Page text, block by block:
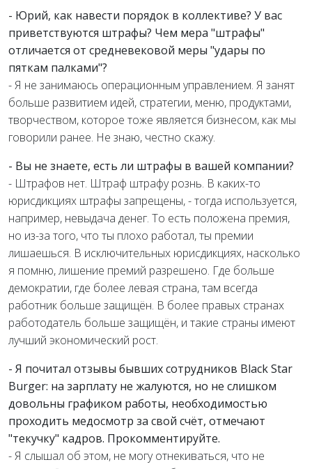
- Юрий, как навести порядок в коллективе? У вас
приветствуются штрафы? Чем мера "штрафы"
отличается от средневековой меры "удары по
пяткам палками"?
- Я не занимаюсь операционным управлением. Я занят
больше развитием идей, стратегии, меню, продуктами,
творчеством, которое тоже является бизнесом, как мы
говорили ранее. Не знаю, честно скажу.
- Вы не знаете, есть ли штрафы в вашей компании?
- Штрафов нет. Штраф штрафу рознь. В каких-то
юрисдикциях штрафы запрещены, - тогда используется,
например, невыдача денег. То есть положена премия,
но из-за того, что ты плохо работал, ты премии
лишаешься. В исключительных юрисдикциях, насколько
я помню, лишение премий разрешено. Где больше
демократии, где более левая страна, там всегда
работник больше защищён. В более правых странах
работодатель больше защищён, и такие страны имеют
лучший экономический рост.
- Я почитал отзывы бывших сотрудников Black Star
Burger: на зарплату не жалуются, но не слишком
довольны графиком работы, необходимостью
проходить медосмотр за свой счёт, отмечают
"текучку" кадров. Прокомментируйте.
- Я слышал об этом, не могу отнекиваться, что не